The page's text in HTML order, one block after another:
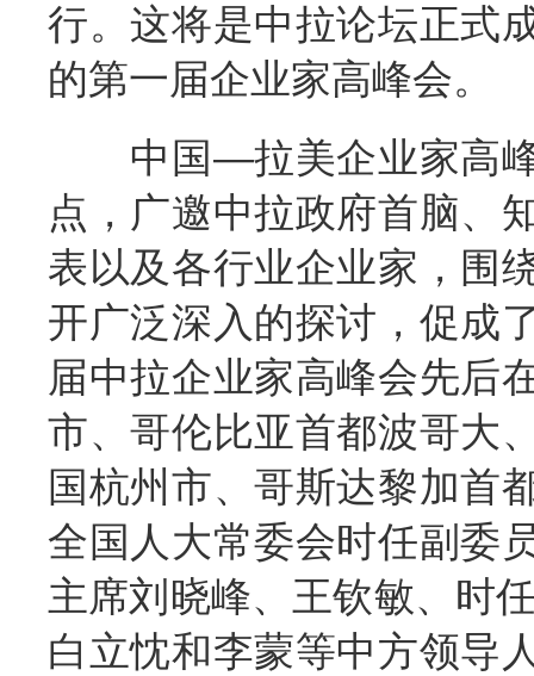
行。这将是中拉论坛正式
的第一届企业家高峰会。
中国—拉美企业家高峰
点，广邀中拉政府首脑、
表以及各行业企业家，围
开广泛深入的探讨，促成
届中拉企业家高峰会先后
市、哥伦比亚首都波哥大
国杭州市、哥斯达黎加首
全国人大常委会时任副委
主席刘晓峰、王钦敏、时
白立忱和李蒙等中方领导